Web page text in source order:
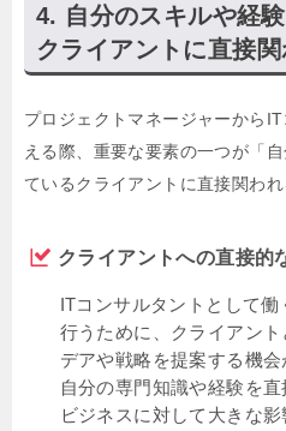
自分のスキルや経
クライアントに直接関
プロジェクトマネージャーから
える際、重要な要素の一つが「
ているクライアントに直接関われ
クライアントへの直接的
ITコンサルタントとして
行うために、クライアン
デアや戦略を提案する機会
自分の専門知識や経験を
ビジネスに対して大きな